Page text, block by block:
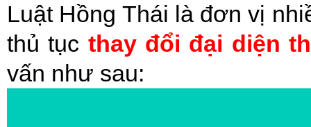
Luật Hồng Thái là đơn vị
thủ tục thay đổi đại diện
vấn như sau: